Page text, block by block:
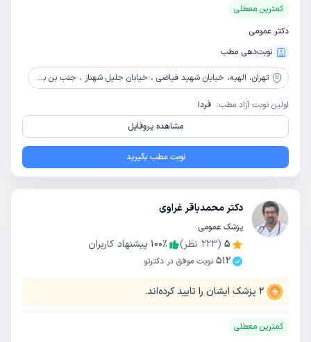
کمترین معطلی
دکتر عمومی
نوبت‌دهی مطب
تهران، الهیه، خیابان شهید فیاضی ، خیابان جلیل شهناز ، جنب بن بست یکم ، پلاک 91 ، واحد 17
اولین نوبت آزاد مطب: فردا
مشاهده پروفایل
نوبت مطب بگیرید
دکتر محمدباقر غراوی
پزشک عمومی
5
(
223 نظر) 100٪
پیشنهاد کاربران
512 نوبت موفق در دکترتو
2 پزشک ایشان را تایید کرده‌اند.
کمترین معطلی